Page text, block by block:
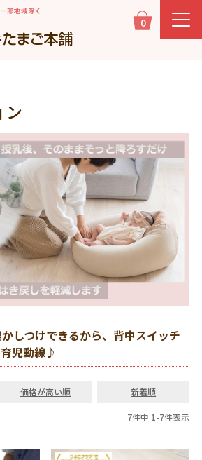
部地域除く
0
ン
しつけできるから、背中スイッチ
児動線♪
価格が高い順 新着順
7件中 1-7件表示